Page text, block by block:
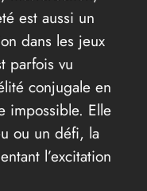
est aussi un
dans les jeux
parfois vu
conjugale en
impossible. Elle
ou un défi, la
l’excitation